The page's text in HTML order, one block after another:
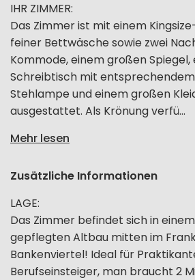
IHR ZIMMER:
Das Zimmer ist mit einem
feiner Bettwäsche sowie zwei
Kommode, einem großen Spiegel,
Schreibtisch mit
Stehlampe und einem großen
ausgestattet. Als Krönung verfü...
Mehr lesen
Zusätzliche Informationen
LAGE:
Das Zimmer befindet sich in
gepflegten Altbau mitten im
Bankenviertel! Ideal für
Berufseinsteiger, man braucht 2